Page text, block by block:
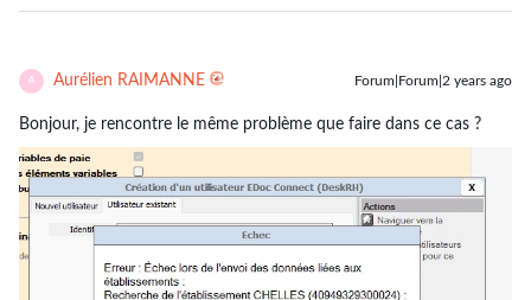
A Aurélien RAIMANNE Forum|Forum|2 years ago
Bonjour, je rencontre le même problème que faire dans ce cas ?